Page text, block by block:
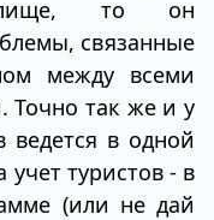
то он
связанные
между всеми
Точно так же и у
ведется в одной
учет туристов - в
(или не дай